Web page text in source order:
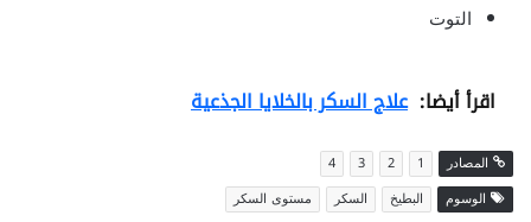
التوت
اقرأ أيضا: علاج السكر بالخلايا الجذعية
المصادر 1
2
3
4
الوسوم
البطيخ السكر مستوى السكر